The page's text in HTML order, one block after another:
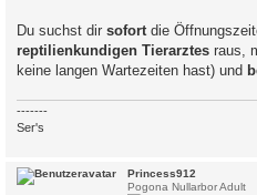
Du suchst dir sofort die
reptilienkundigen Tierarztes raus,
keine langen Wartezeiten hast) und
-------
Ser's
Princess912
Pogona Nullarbor Adult